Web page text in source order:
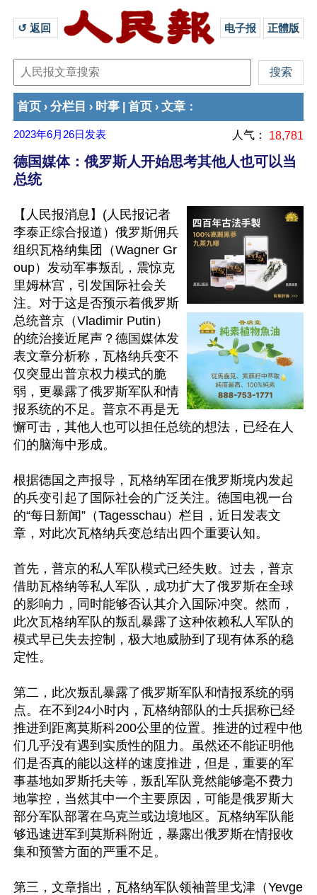
↺ 返回 电子报 正體版
首页 › 分栏目 › 时事 首页 › 文章 ：
2023年6月26日 发表 人气： 18,781
德国媒体：俄罗斯人开始思考其他人也可以当
总统
【人民报消息】(人民报记者
李泰正综合报道）俄罗斯佣兵
组织瓦格纳集团（Wagner Gr
oup）发动军事叛乱，震惊克
里姆林宫，引发国际社会关
注。对于这是否预示着俄罗斯
总统普京（Vladimir Putin）
的统治接近尾声？德国媒体发
表文章分析称，瓦格纳兵变不
仅突显出普京权力模式的脆
弱，更暴露了俄罗斯军队和情
报系统的不足。普京不再是无
懈可击，其他人也可以担任总统的想法，已经在人
们的脑海中形成。
根据德国之声报导，瓦格纳军团在俄罗斯境内发起
的兵变引起了国际社会的广泛关注。德国电视一台
的“每日新闻”（Tagesschau）栏目，近日发表文
章，对此次瓦格纳兵变总结出四个重要认知。
首先，普京的私人军队模式已经失败。过去，普京
借助瓦格纳等私人军队，成功扩大了俄罗斯在全球
的影响力，同时能够否认其介入国际冲突。然而，
此次瓦格纳军队的叛乱暴露了这种依赖私人军队的
模式早已失去控制，极大地威胁到了现有体系的稳
定性。
第二，此次叛乱暴露了俄罗斯军队和情报系统的弱
点。在不到24小时内，瓦格纳部队的士兵据称已经
推进到距离莫斯科200公里的位置。推进的过程中他
们几乎没有遇到实质性的阻力。虽然还不能证明他
们是否真的能以这样的速度推进，但是，重要的军
事基地如罗斯托夫等，叛乱军队竟然能够毫不费力
地掌控，当然其中一个主要原因，可能是俄罗斯大
部分军队部署在乌克兰或边境地区。瓦格纳军队能
够迅速进军到莫斯科附近，暴露出俄罗斯在情报收
集和预警方面的严重不足。
第三，文章指出，瓦格纳军队领袖普里戈津（Yevge